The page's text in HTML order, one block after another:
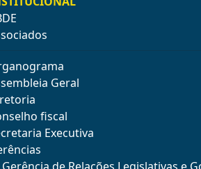
Geral
fiscal
Executiva